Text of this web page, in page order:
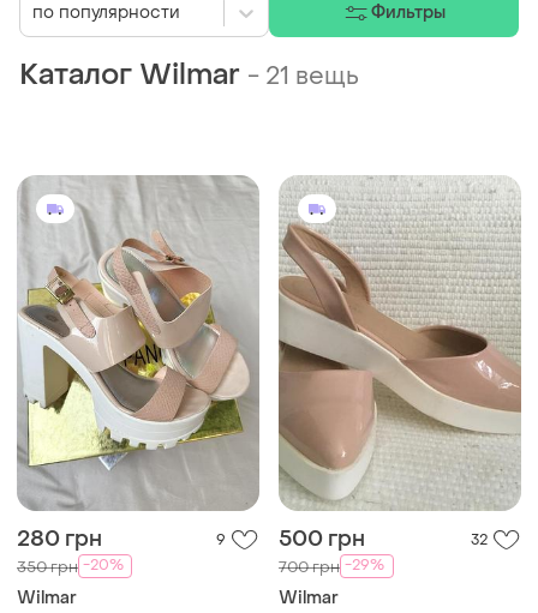
Каталог Wilmar - 21 вещь
280 грн 9
350 грн -20%
Wilmar
500 грн 32
700 грн -29%
Wilmar
по популярности Фильтры